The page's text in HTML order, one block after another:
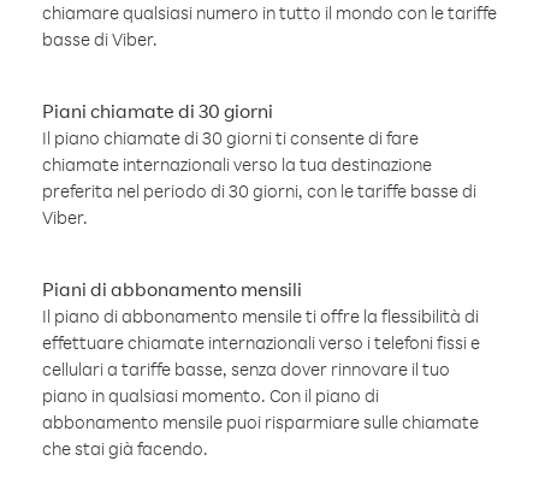
chiamare qualsiasi numero in tutto il mondo con le tariffe
basse di Viber.
Piani chiamate di 30 giorni
Il piano chiamate di 30 giorni ti consente di fare
chiamate internazionali verso la tua destinazione
preferita nel periodo di 30 giorni, con le tariffe basse di
Viber.
Piani di abbonamento mensili
Il piano di abbonamento mensile ti offre la flessibilità di
effettuare chiamate internazionali verso i telefoni fissi e
cellulari a tariffe basse, senza dover rinnovare il tuo
piano in qualsiasi momento. Con il piano di
abbonamento mensile puoi risparmiare sulle chiamate
che stai già facendo.